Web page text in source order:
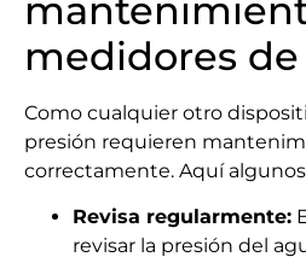
medidores
Como cualquier otro
presión requieren
correctamente. Aquí
Revisa regularmente:
revisar la presión del